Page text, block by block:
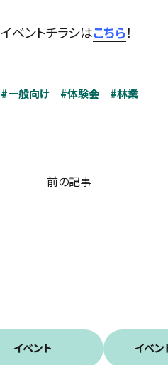
イベントチラシはこちら！
#一般向け #体験会 #林業
前の記事
イベント イベン